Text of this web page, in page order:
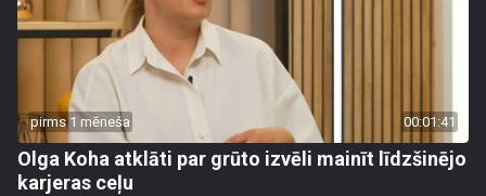
pirms 1 mēneša 00:01:41
Olga Koha atklāti par grūto izvēli mainīt līdzšinējo
karjeras ceļu